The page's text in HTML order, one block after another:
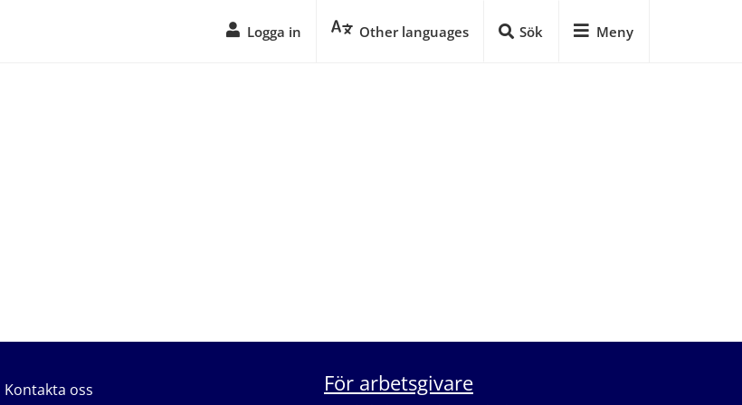
Logga in Other languages Sök Meny
Kontakta oss För arbetsgivare